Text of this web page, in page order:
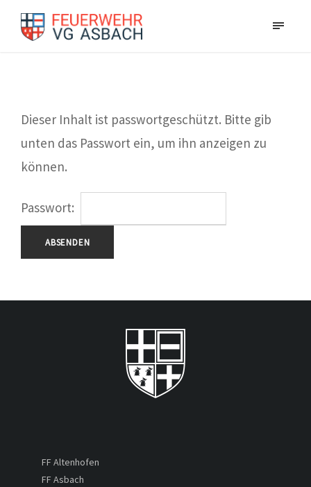
Dieser Inhalt ist passwortgeschützt. Bitte gib
unten das Passwort ein, um ihn anzeigen zu
können.
Passwort:
FF Altenhofen
FF Asbach